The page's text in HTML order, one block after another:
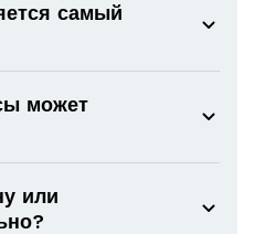
самый
может
или